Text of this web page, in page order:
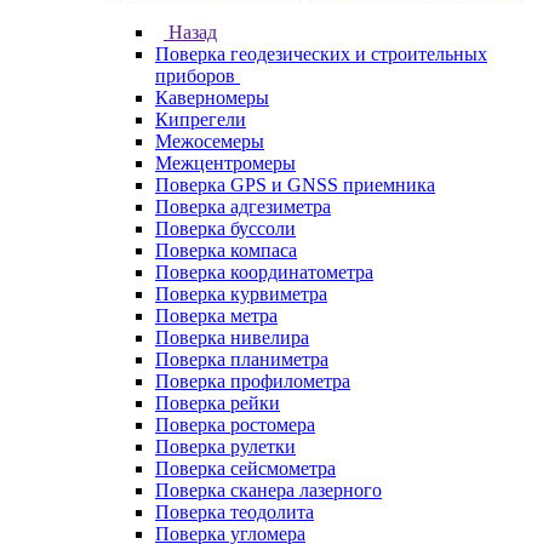
Назад
Поверка геодезических и строительных
приборов
Каверномеры
Кипрегели
Межосемеры
Межцентромеры
Поверка GPS и GNSS приемника
Поверка адгезиметра
Поверка буссоли
Поверка компаса
Поверка координатометра
Поверка курвиметра
Поверка метра
Поверка нивелира
Поверка планиметра
Поверка профилометра
Поверка рейки
Поверка ростомера
Поверка рулетки
Поверка сейсмометра
Поверка сканера лазерного
Поверка теодолита
Поверка угломера